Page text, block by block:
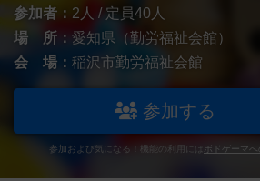
参加者： 2人 / 定員40人
場 所： 愛知県（勤労福祉会館）
会 場： 稲沢市勤労福祉会館
参加する
参加および気になる！機能の利用には ボドゲーマ